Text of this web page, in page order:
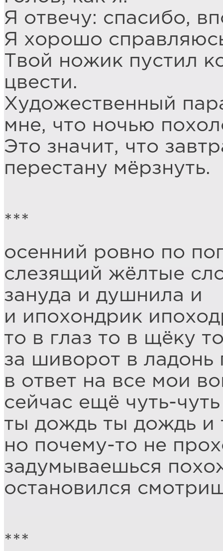
Я отвечу: спасибо,
Я хорошо
Твой ножик пустил
цвести.
Художественный
мне, что ночью
Это значит, что
перестану мёрзнуть.
***
осенний ровно по
слезящий жёлтые
зануда и душнила и
и ипохондрик
то в глаз то в щёку
за шиворот в ладонь
в ответ на все мои
сейчас ещё чуть-
ты дождь ты дождь и
но почему-то не
задумываешься
остановился
***